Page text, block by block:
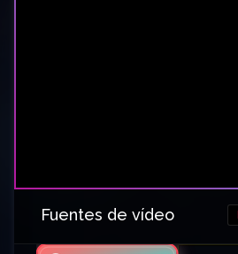
Fuentes de vídeo